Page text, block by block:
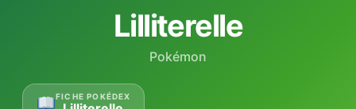
Lilliterelle
Pokémon
FICHE POKÉDEX